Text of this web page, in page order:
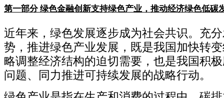
第一部分 绿色金融创新支持绿色产业，推动经济绿色低碳
近年来，绿色发展逐步成为社会共识。充
势，推进绿色产业发展，既是我国加快转
略调整经济结构的迫切需要，也是我国积
问题、同力推进可持续发展的战略行动。